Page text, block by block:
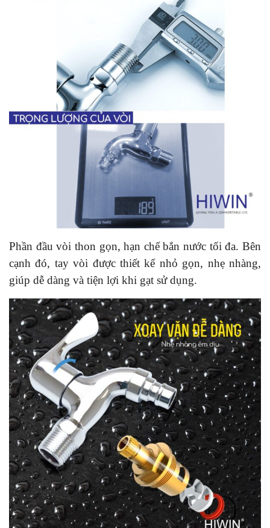
Phần đầu vòi thon gọn, hạn chế bắn nước tối đa. Bên
cạnh đó, tay vòi được thiết kế nhỏ gọn, nhẹ nhàng,
giúp dễ dàng và tiện lợi khi gạt sử dụng.